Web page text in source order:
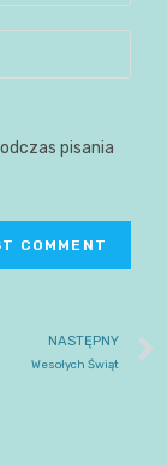
pisania
NASTĘPNY
Wesołych Świąt